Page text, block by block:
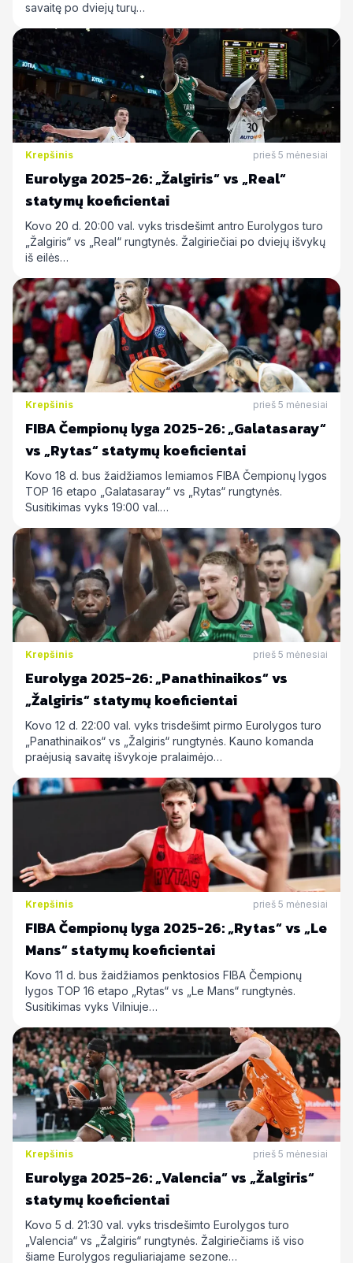
savaitę po dviejų turų…
Krepšinis prieš 5 mėnesiai
Eurolyga 2025-26: „Žalgiris“ vs „Real“
statymų koeficientai
Kovo 20 d. 20:00 val. vyks trisdešimt antro Eurolygos turo
„Žalgiris“ vs „Real“ rungtynės. Žalgiriečiai po dviejų išvykų
iš eilės…
Krepšinis prieš 5 mėnesiai
FIBA Čempionų lyga 2025-26: „Galatasaray“
vs „Rytas“ statymų koeficientai
Kovo 18 d. bus žaidžiamos lemiamos FIBA Čempionų lygos
TOP 16 etapo „Galatasaray“ vs „Rytas“ rungtynės.
Susitikimas vyks 19:00 val.…
Krepšinis prieš 5 mėnesiai
Eurolyga 2025-26: „Panathinaikos“ vs
„Žalgiris“ statymų koeficientai
Kovo 12 d. 22:00 val. vyks trisdešimt pirmo Eurolygos turo
„Panathinaikos“ vs „Žalgiris“ rungtynės. Kauno komanda
praėjusią savaitę išvykoje pralaimėjo…
Krepšinis prieš 5 mėnesiai
FIBA Čempionų lyga 2025-26: „Rytas“ vs „Le
Mans“ statymų koeficientai
Kovo 11 d. bus žaidžiamos penktosios FIBA Čempionų
lygos TOP 16 etapo „Rytas“ vs „Le Mans“ rungtynės.
Susitikimas vyks Vilniuje…
Krepšinis prieš 5 mėnesiai
Eurolyga 2025-26: „Valencia“ vs „Žalgiris“
statymų koeficientai
Kovo 5 d. 21:30 val. vyks trisdešimto Eurolygos turo
„Valencia“ vs „Žalgiris“ rungtynės. Žalgiriečiams iš viso
šiame Eurolygos reguliariajame sezone…